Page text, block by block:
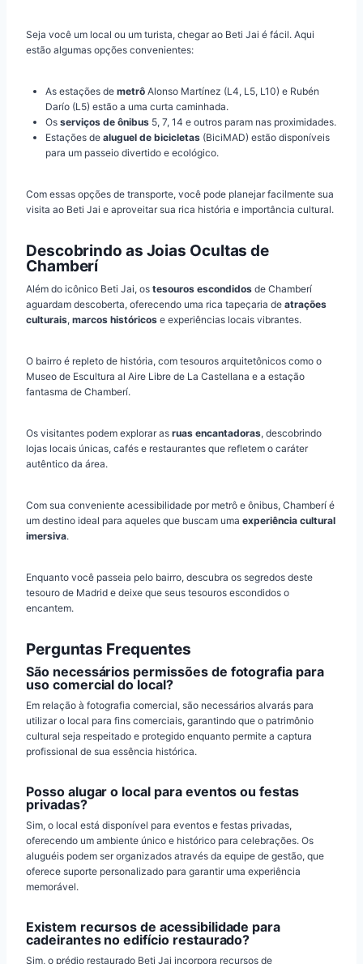
Seja você um local ou um turista, chegar ao Beti Jai é fácil. Aqui
estão algumas opções convenientes:
As estações de metrô Alonso Martínez (L4, L5, L10) e Rubén
Darío (L5) estão a uma curta caminhada.
Os serviços de ônibus 5, 7, 14 e outros param nas proximidades.
Estações de aluguel de bicicletas (BiciMAD) estão disponíveis
para um passeio divertido e ecológico.
Com essas opções de transporte, você pode planejar facilmente sua
visita ao Beti Jai e aproveitar sua rica história e importância cultural.
Descobrindo as Joias Ocultas de
Chamberí
Além do icônico Beti Jai, os tesouros escondidos de Chamberí
aguardam descoberta, oferecendo uma rica tapeçaria de atrações
culturais, marcos históricos e experiências locais vibrantes.
O bairro é repleto de história, com tesouros arquitetônicos como o
Museo de Escultura al Aire Libre de La Castellana e a estação
fantasma de Chamberí.
Os visitantes podem explorar as ruas encantadoras, descobrindo
lojas locais únicas, cafés e restaurantes que refletem o caráter
autêntico da área.
Com sua conveniente acessibilidade por metrô e ônibus, Chamberí é
um destino ideal para aqueles que buscam uma experiência cultural
imersiva.
Enquanto você passeia pelo bairro, descubra os segredos deste
tesouro de Madrid e deixe que seus tesouros escondidos o
encantem.
Perguntas Frequentes
São necessários permissões de fotografia para
uso comercial do local?
Em relação à fotografia comercial, são necessários alvarás para
utilizar o local para fins comerciais, garantindo que o patrimônio
cultural seja respeitado e protegido enquanto permite a captura
profissional de sua essência histórica.
Posso alugar o local para eventos ou festas
privadas?
Sim, o local está disponível para eventos e festas privadas,
oferecendo um ambiente único e histórico para celebrações. Os
aluguéis podem ser organizados através da equipe de gestão, que
oferece suporte personalizado para garantir uma experiência
memorável.
Existem recursos de acessibilidade para
cadeirantes no edifício restaurado?
Sim, o prédio restaurado Beti Jai incorpora recursos de